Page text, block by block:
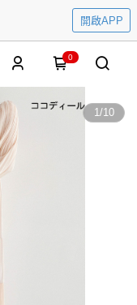
開啟APP
0
1/10